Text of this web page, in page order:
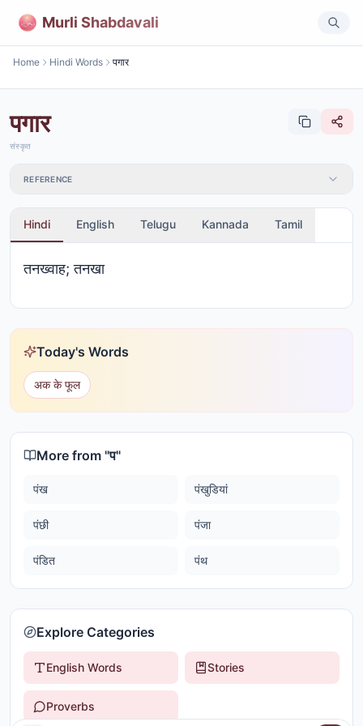
Murli Shabdavali
Home Hindi Words पगार
पगार
संस्कृत
REFERENCE
Hindi English Telugu Kannada Tamil
तनख्वाह; तनखा
Today's Words
अक के फूल
More from "प"
पंख पंखुडियां
पंछी पंजा
पंडित पंथ
Explore Categories
English Words Stories
Proverbs